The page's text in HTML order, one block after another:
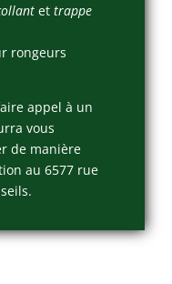
et trappe
rongeurs
appel à un
vous
de manière
au 6577 rue